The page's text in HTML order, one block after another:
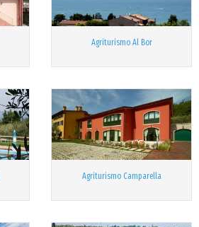
Agriturismo Al Bor
Agriturismo Camparella